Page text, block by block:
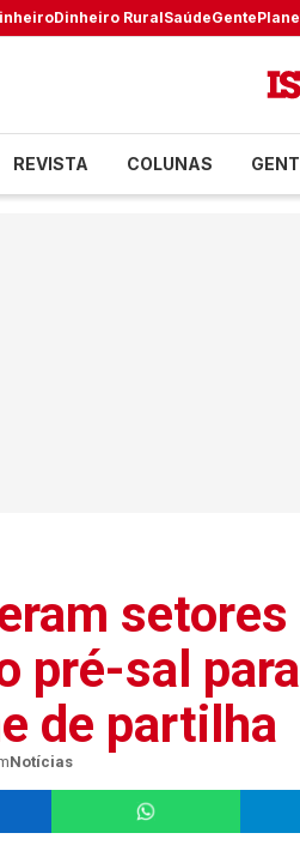
Dinheiro RuralSaúdeGente
REVISTA COLUNAS
setores
pré-sal
de partilha
Notícias